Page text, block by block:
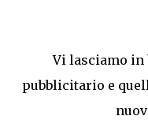
Vi lasciamo in
pubblicitario e